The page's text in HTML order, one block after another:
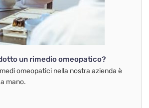
un rimedio omeopatico?
omeopatici nella nostra azienda è
mano.